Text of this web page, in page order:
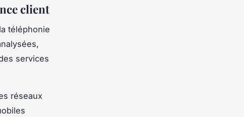
client
téléphonie
services
réseaux